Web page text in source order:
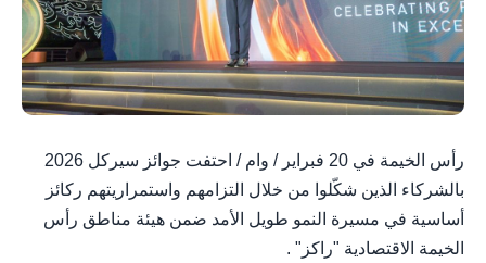
رأس الخيمة في 20 فبراير / وام / احتفت جوائز سيركل 2026
بالشركاء الذين شكّلوا من خلال التزامهم واستمراريتهم ركائز
أساسية في مسيرة النمو طويل الأمد ضمن هيئة مناطق رأس
الخيمة الاقتصادية "راكز" .